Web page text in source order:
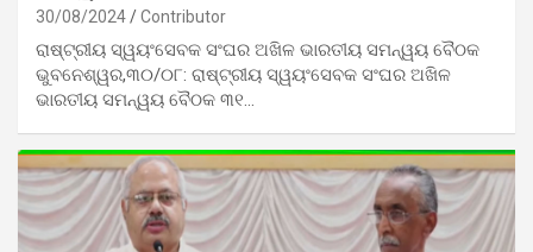
30/08/2024 Contributor
ରାଷ୍ଟ୍ରୀୟ ସ୍ୱୟଂସେବକ ସଂଘର ଅଖିଳ ଭାରତୀୟ ସମନ୍ୱୟ ବୈଠକ
ଭୁବନେଶ୍ୱର,୩୦/୦୮: ରାଷ୍ଟ୍ରୀୟ ସ୍ୱୟଂସେବକ ସଂଘର ଅଖିଳ
ଭାରତୀୟ ସମନ୍ୱୟ ବୈଠକ ୩୧…